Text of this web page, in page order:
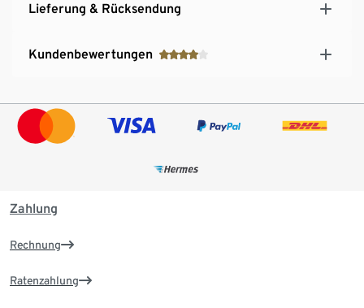
Lieferung & Rücksendung
Kundenbewertungen
Zahlung
Rechnung
Ratenzahlung